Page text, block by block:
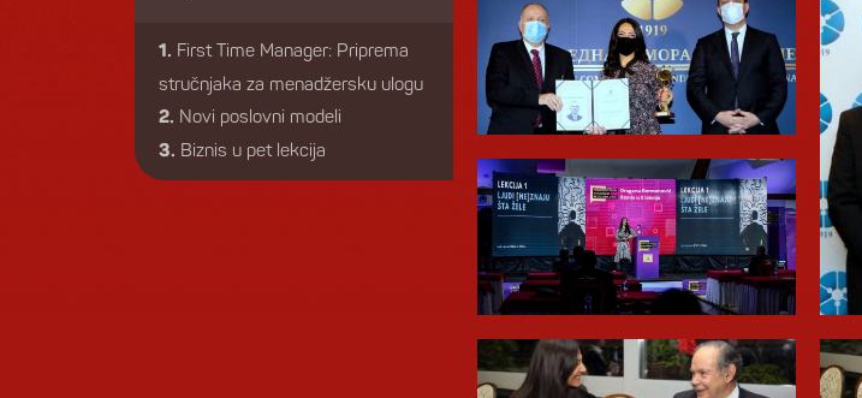
1. First Time Manager: Priprema
stručnjaka za menadžersku ulogu
2. Novi poslovni modeli
3. Biznis u pet lekcija